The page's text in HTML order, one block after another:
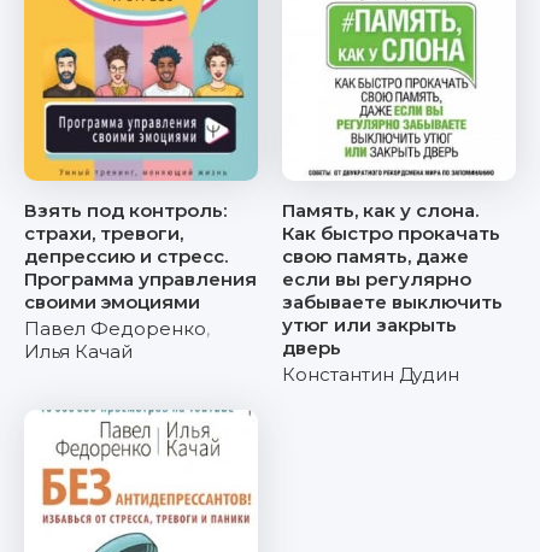
Взять под контроль:
страхи, тревоги,
депрессию и стресс.
Программа управления
своими эмоциями
Павел Федоренко,
Илья Качай
Память, как у слона.
Как быстро прокачать
свою память, даже
если вы регулярно
забываете выключить
утюг или закрыть
дверь
Константин Дудин